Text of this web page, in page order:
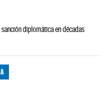
diplomática en décadas